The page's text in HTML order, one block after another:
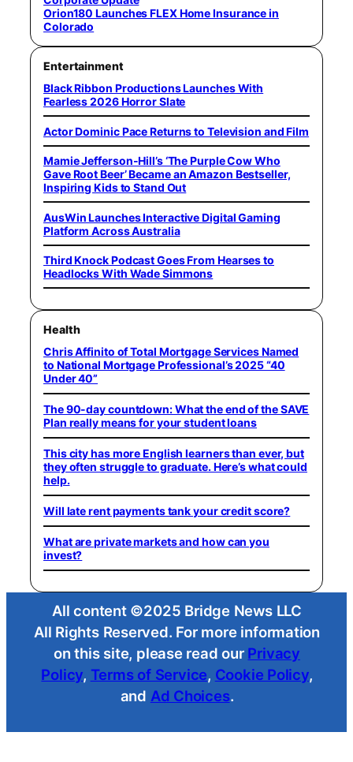
Orion180 Launches FLEX Home Insurance in
Colorado
Entertainment
Black Ribbon Productions Launches With
Fearless 2026 Horror Slate
Actor Dominic Pace Returns to Television and Film
Mamie Jefferson-Hill’s ‘The Purple Cow Who
Gave Root Beer’ Became an Amazon Bestseller,
Inspiring Kids to Stand Out
AusWin Launches Interactive Digital Gaming
Platform Across Australia
Third Knock Podcast Goes From Hearses to
Headlocks With Wade Simmons
Health
Chris Affinito of Total Mortgage Services Named
to National Mortgage Professional’s 2025 “40
Under 40”
The 90-day countdown: What the end of the SAVE
Plan really means for your student loans
This city has more English learners than ever, but
they often struggle to graduate. Here’s what could
help.
Will late rent payments tank your credit score?
What are private markets and how can you
invest?
All content ©2025 Bridge News LLC
All Rights Reserved. For more information
on this site, please read our Privacy
Policy, Terms of Service, Cookie Policy,
and Ad Choices.